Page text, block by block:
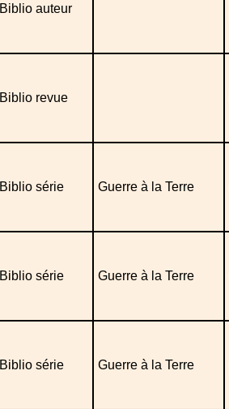
Biblio auteur
Biblio revue
Biblio série Guerre à la Terre
Biblio série Guerre à la Terre
Biblio série Guerre à la Terre